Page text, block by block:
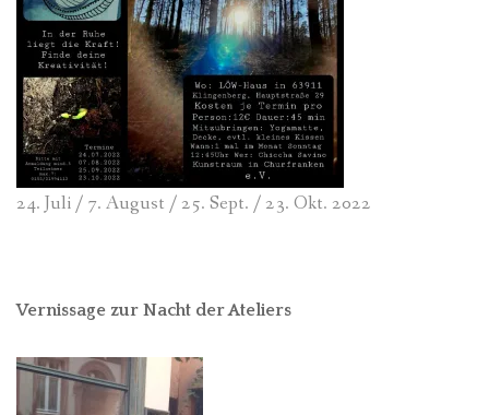
24. Juli / 7. August / 25. Sept. / 23. Okt. 2022
Vernissage zur Nacht der Ateliers